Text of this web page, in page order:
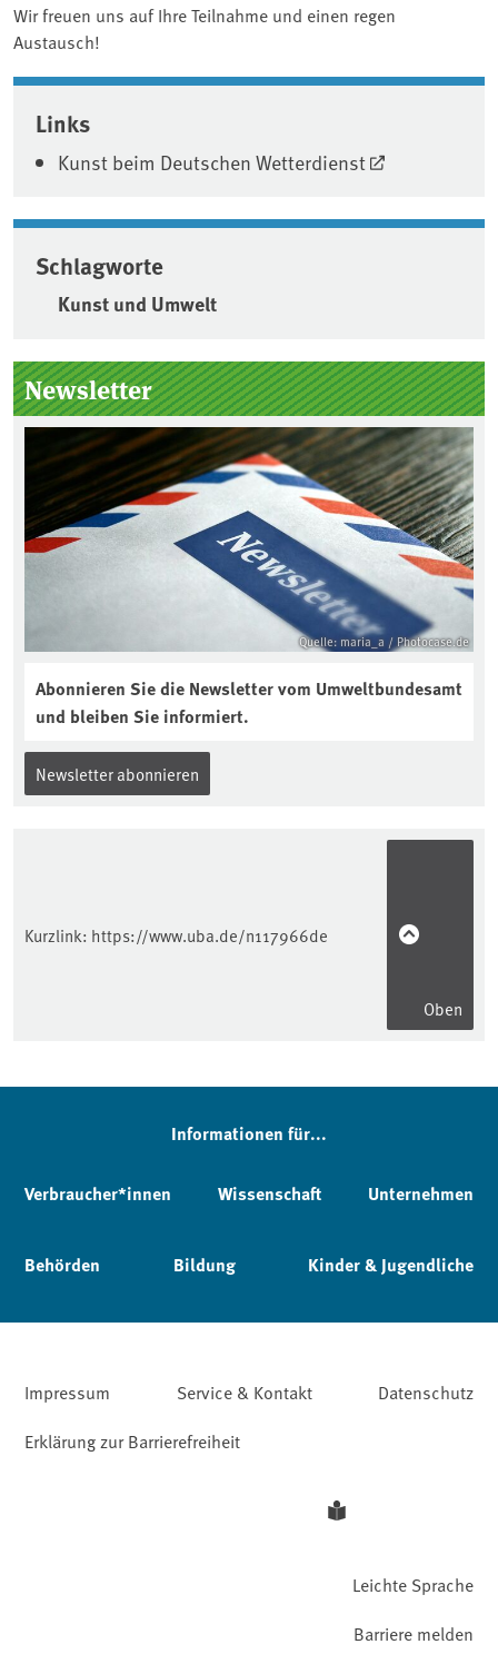
Wir freuen uns auf Ihre Teilnahme und einen regen
Austausch!
Associated content
Links
Kunst beim Deutschen Wetterdienst
Schlagworte
Kunst und Umwelt
Seitenleiste
Newsletter
Quelle: maria_a / Photocase.de
Abonnieren Sie die Newsletter vom Umweltbundesamt
und bleiben Sie informiert.
Newsletter abonnieren
Kurzlink: https://www.uba.de/n117966de
Oben
Informationen für...
Verbraucher*innen Wissenschaft Unternehmen
Behörden Bildung Kinder & Jugendliche
Impressum Service & Kontakt
Datenschutz
Erklärung zur Barrierefreiheit
Leichte Sprache
Barriere melden